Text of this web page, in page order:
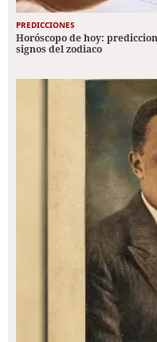
PREDICCIONES
Horóscopo de hoy:
signos del zodiaco